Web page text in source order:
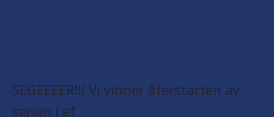
SEGEEEER!!! Vi vinner återstarten av
serien i ef